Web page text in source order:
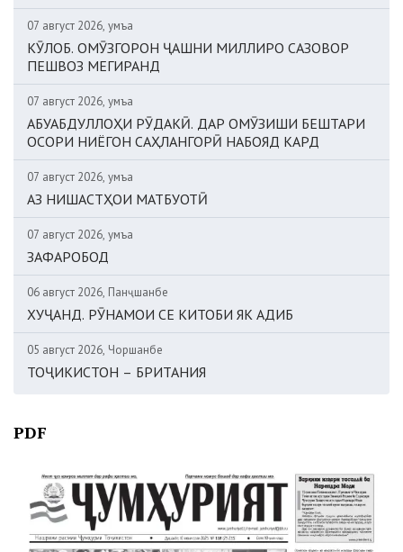
07 август 2026, Ҷумъа
КӮЛОБ. ОМӮЗГОРОН ҶАШНИ МИЛЛИРО САЗОВОР
ПЕШВОЗ МЕГИРАНД
07 август 2026, Ҷумъа
АБУАБДУЛЛОҲИ РӮДАКӢ. ДАР ОМӮЗИШИ БЕШТАРИ
ОСОРИ НИЁГОН САҲЛАНГОРӢ НАБОЯД КАРД
07 август 2026, Ҷумъа
АЗ НИШАСТҲОИ МАТБУОТӢ
07 август 2026, Ҷумъа
ЗАФАРОБОД
06 август 2026, Панҷшанбе
ХУҶАНД. РӮНАМОИ СЕ КИТОБИ ЯК АДИБ
05 август 2026, Чоршанбе
ТОҶИКИСТОН – БРИТАНИЯ
PDF